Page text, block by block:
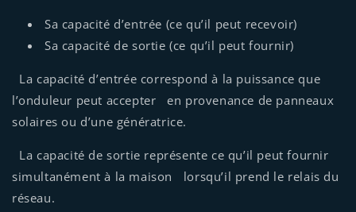
Sa capacité d’entrée (ce qu’il peut recevoir)
Sa capacité de sortie (ce qu’il peut fournir)
La capacité d’entrée correspond à la puissance que
l’onduleur peut accepter en provenance de panneaux
solaires ou d’une génératrice.
La capacité de sortie représente ce qu’il peut fournir
simultanément à la maison lorsqu’il prend le relais du
réseau.